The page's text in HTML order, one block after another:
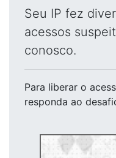
Seu IP fez
acessos
conosco.
Para liberar o
responda ao